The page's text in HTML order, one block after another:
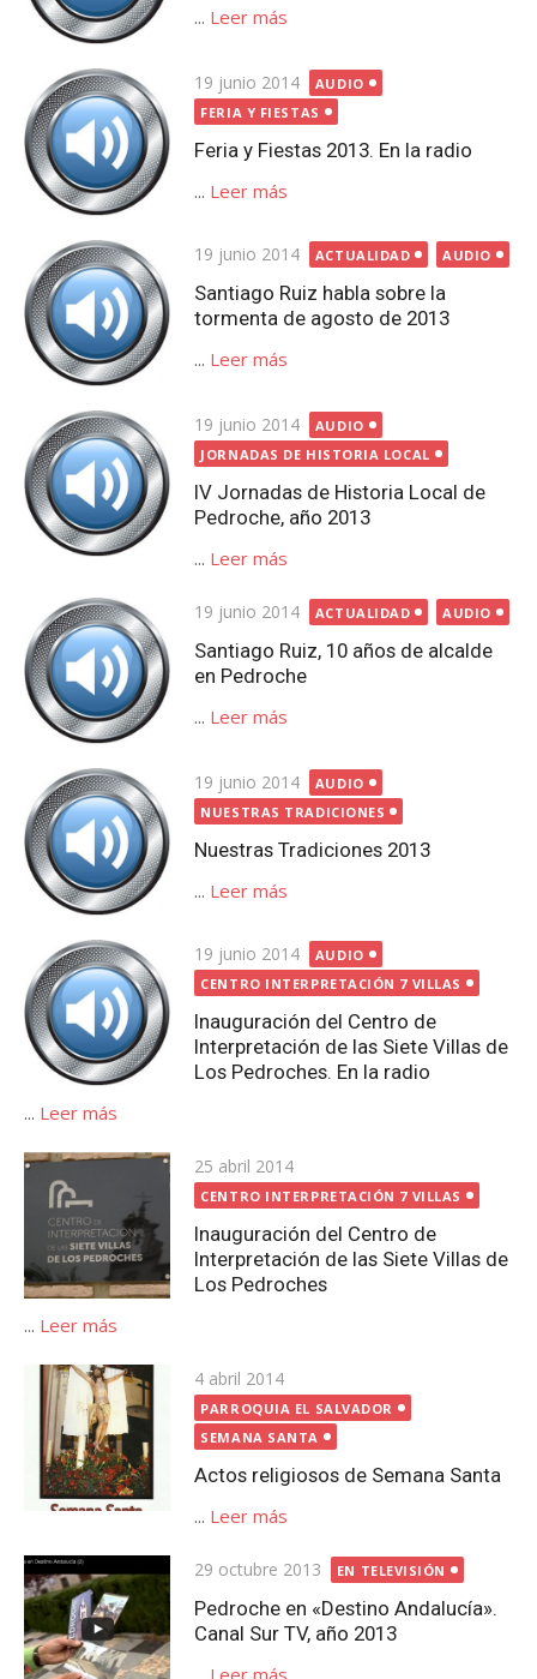
... Leer más
Publicada
el
19 junio 2014
AUDIO
FERIA Y FIESTAS
Feria y Fiestas 2013. En la radio
... Leer más
Publicada
el
19 junio 2014 ACTUALIDAD AUDIO
Santiago Ruiz habla sobre la
tormenta de agosto de 2013
... Leer más
Publicada
el
19 junio 2014
AUDIO
JORNADAS DE HISTORIA LOCAL
IV Jornadas de Historia Local de
Pedroche, año 2013
... Leer más
Publicada
el
19 junio 2014 ACTUALIDAD AUDIO
Santiago Ruiz, 10 años de alcalde
en Pedroche
... Leer más
Publicada
el
19 junio 2014
AUDIO
NUESTRAS TRADICIONES
Nuestras Tradiciones 2013
... Leer más
Publicada
el
19 junio 2014
AUDIO
CENTRO INTERPRETACIÓN 7 VILLAS
Inauguración del Centro de
Interpretación de las Siete Villas de
Los Pedroches. En la radio
... Leer más
Publicada
el
25 abril 2014
CENTRO INTERPRETACIÓN 7 VILLAS
Inauguración del Centro de
Interpretación de las Siete Villas de
Los Pedroches
... Leer más
Publicada
el
4 abril 2014
PARROQUIA EL SALVADOR
SEMANA SANTA
Actos religiosos de Semana Santa
... Leer más
Publicada
el
29 octubre 2013 EN TELEVISIÓN
Pedroche en «Destino Andalucía».
Canal Sur TV, año 2013
Leer más